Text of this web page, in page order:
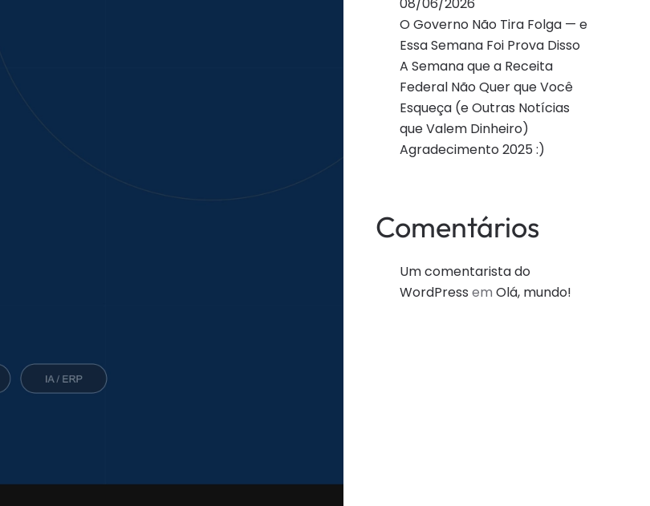
O Governo Não Tira Folga — e
Essa Semana Foi Prova Disso
A Semana que a Receita
Federal Não Quer que Você
Esqueça (e Outras Notícias
que Valem Dinheiro)
Agradecimento 2025 :)
Comentários
Um comentarista do
WordPress em Olá, mundo!